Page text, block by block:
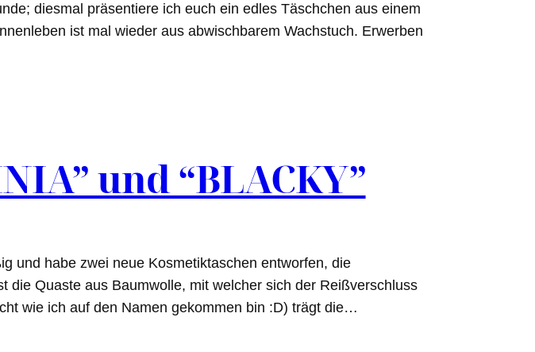
diesmal präsentiere ich euch ein edles Täschchen aus einem
ist mal wieder aus abwischbarem Wachstuch. Erwerben
und “BLACKY”
und habe zwei neue Kosmetiktaschen entworfen, die
die Quaste aus Baumwolle, mit welcher sich der Reißverschluss
wie ich auf den Namen gekommen bin :D) trägt die…